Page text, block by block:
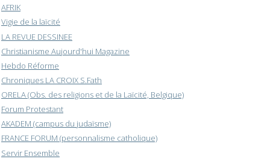
AFRIK
Vigie de la laïcité
LA REVUE DESSINEE
Christianisme Aujourd'hui Magazine
Hebdo Réforme
Chroniques LA CROIX S.Fath
ORELA (Obs. des religions et de la Laïcité, Belgique)
Forum Protestant
AKADEM (campus du judaïsme)
FRANCE FORUM (personnalisme catholique)
Servir Ensemble